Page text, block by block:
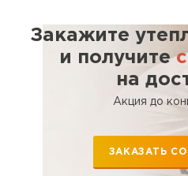
Закажите
и получите
на
Акция до
ЗАКАЗАТЬ
ПЕРЕЙТИ